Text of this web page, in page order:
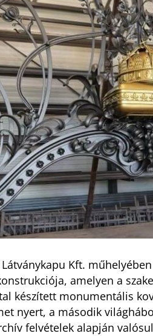
Kft.
amelyen a
készített monumentális
nyert, a második
felvételek alapján